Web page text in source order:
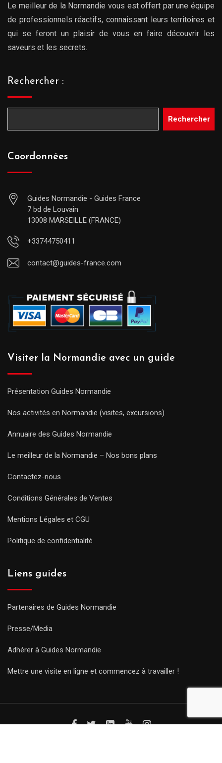
Le meilleur de la Normandie vous est offert par une équipe
de professionnels réactifs, connaissant leurs territoires et
qui se feront un plaisir de vous en faire découvrir les
saveurs et les secrets.
Rechercher :
Rechercher
Coordonnées
Guides Normandie - Guides France
7 bd de Louvain
13008 MARSEILLE (FRANCE)
+33744750411
contact@guides-france.com
Visiter la Normandie avec un guide
Présentation Guides Normandie
Nos activités en Normandie (visites, excursions)
Annuaire des Guides Normandie
Le meilleur de la Normandie – Nos bons plans
Contactez-nous
Conditions Générales de Ventes
Mentions Légales et CGU
Politique de confidentialité
Liens guides
Partenaires de Guides Normandie
Presse/Media
Adhérer à Guides Normandie
Mettre une visite en ligne et commencez à travailler !